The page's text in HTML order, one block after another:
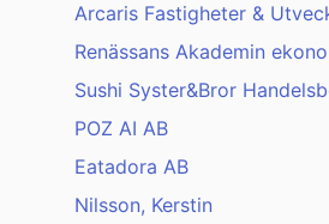
Arcaris Fastigheter &
Renässans Akademin
Sushi Syster&Bror
POZ AI AB
Eatadora AB
Nilsson, Kerstin